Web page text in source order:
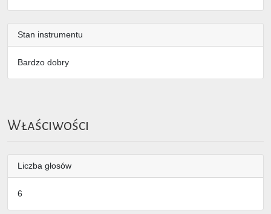
Stan instrumentu
Bardzo dobry
Właściwości
Liczba głosów
6